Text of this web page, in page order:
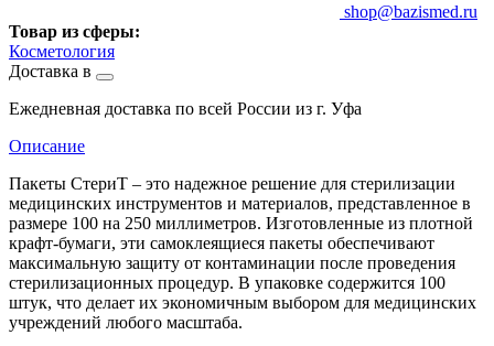
shop@bazismed.ru
Товар из сферы:
Косметология
Доставка в
Ежедневная доставка по всей России из г. Уфа
Описание
Пакеты СтериТ – это надежное решение для стерилизации
медицинских инструментов и материалов, представленное в
размере 100 на 250 миллиметров. Изготовленные из плотной
крафт-бумаги, эти самоклеящиеся пакеты обеспечивают
максимальную защиту от контаминации после проведения
стерилизационных процедур. В упаковке содержится 100
штук, что делает их экономичным выбором для медицинских
учреждений любого масштаба.